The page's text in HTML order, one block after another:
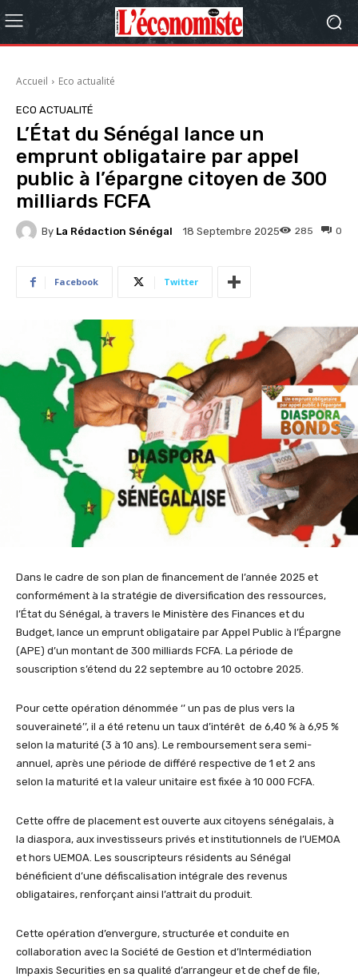
Accueil Eco actualité
ECO ACTUALITÉ
L’État du Sénégal lance un
emprunt obligataire par appel
public à l’épargne citoyen de 300
milliards FCFA
By La Rédaction Sénégal 18 Septembre 2025 0
285
Facebook Twitter
Dans le cadre de son plan de financement de l’année 2025 et
conformément à la stratégie de diversification des ressources,
l’État du Sénégal, à travers le Ministère des Finances et du
Budget, lance un emprunt obligataire par Appel Public à l’Épargne
(APE) d’un montant de 300 milliards FCFA. La période de
souscription s’étend du 22 septembre au 10 octobre 2025.
Pour cette opération dénommée ‘’ un pas de plus vers la
souveraineté’’, il a été retenu un taux d’intérêt de 6,40 % à 6,95 %
selon la maturité (3 à 10 ans). Le remboursement sera semi-
annuel, après une période de différé respective de 1 et 2 ans
selon la maturité et la valeur unitaire est fixée à 10 000 FCFA.
Cette offre de placement est ouverte aux citoyens sénégalais, à
la diaspora, aux investisseurs privés et institutionnels de l’UEMOA
et hors UEMOA. Les souscripteurs résidents au Sénégal
bénéficient d’une défiscalisation intégrale des revenus
obligataires, renforçant ainsi l’attrait du produit.
Cette opération d’envergure, structurée et conduite en
collaboration avec la Société de Gestion et d’Intermédiation
Impaxis Securities en sa qualité d’arrangeur et de chef de file,